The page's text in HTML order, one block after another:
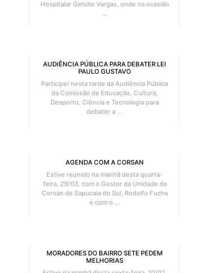
Hospitalar Getúlio Vargas, onde na ocasião
...
AUDIÊNCIA PÚBLICA PARA DEBATER LEI
PAULO GUSTAVO
Participei nesta tarde da Audiência Pública
da Comissão de Educação, Cultura,
Desporto, Ciência e Tecnologia para
debater a ...
AGENDA COM A CORSAN
Estive reunido na manhã desta quarta-
feira, 29/03, com o Gestor da Unidade da
Corsan de Sapucaia do Sul, Rodolfo Fuchs
e com o ...
MORADORES DO BAIRRO SETE PEDEM
MELHORIAS